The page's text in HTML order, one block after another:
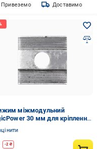
Привеземо Доставимо
міжмодульний
30 мм для кріплення
панелей алюміній
-2₴